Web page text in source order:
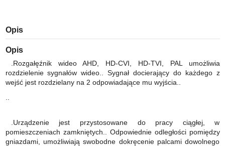
Opis
Opis
.Rozgałęźnik wideo AHD, HD-CVI, HD-TVI, PAL umożliwia
rozdzielenie sygnałów wideo.. Sygnał docierający do każdego z
wejść jest rozdzielany na 2 odpowiadające mu wyjścia..
..
.Urządzenie jest przystosowane do pracy ciągłej, w
pomieszczeniach zamkniętych.. Odpowiednie odległości pomiędzy
gniazdami, umożliwiają swobodne dokręcenie palcami dowolnego